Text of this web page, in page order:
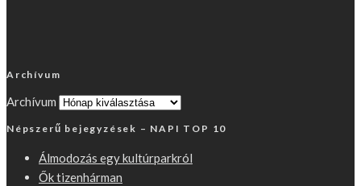
Archívum
Archívum
Népszerű bejegyzések – NAPI TOP 10
Álmodozás egy kultúrparkról
Ők tizenhárman